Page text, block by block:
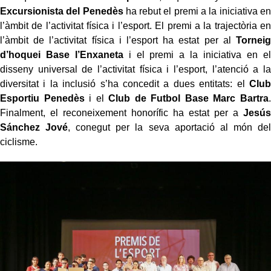
Excursionista del Penedèsha rebut el premi a la iniciativa en
l’àmbit de l’activitat física i l’esport. El premi a la trajectòria en
l’àmbit de l’activitat física i l’esport ha estat per al Torneig
d’hoquei Base l’Enxanetai el premi a la iniciativa en el
disseny universal de l’activitat física i l’esport, l’atenció a la
diversitat i la inclusió s’ha concedit a dues entitats: el Club
Esportiu Penedèsi elClub de Futbol Base Marc Bartra.
Finalment, el reconeixement honorífic ha estat per a Jesús
Sánchez Jové, conegut per la seva aportació al món del
ciclisme.